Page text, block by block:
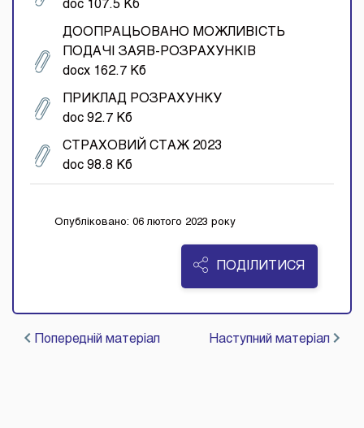
doc 107.5 Кб
ДООПРАЦЬОВАНО МОЖЛИВІСТЬ
ПОДАЧІ ЗАЯВ-РОЗРАХУНКІВ
docx 162.7 Кб
ПРИКЛАД РОЗРАХУНКУ
doc 92.7 Кб
СТРАХОВИЙ СТАЖ 2023
doc 98.8 Кб
Опубліковано: 06 лютого 2023 року
ПОДІЛИТИСЯ
Попередній матеріал Наступний матеріал